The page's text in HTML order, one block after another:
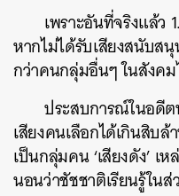
เพราะอันที่จริงแล้ว
หากไม่ได้รับเสียงสนับส
กว่าคนกลุ่มอื่นๆ ในสังค
ประสบการณ์ในอดี
เสียงคนเลือกได้เกินสิบ
เป็นกลุ่มคน ‘เสียงดัง’
นอนว่าชัชชาติเรียนรู้ใน